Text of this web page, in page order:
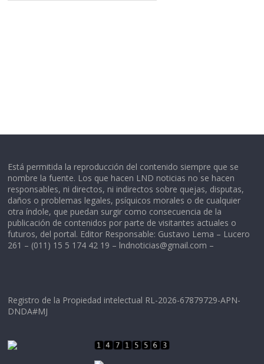
Está permitida la reproducción del contenido siempre que se
nombre la fuente. Los que hacen LND noticias no se hacen
responsables, ni directos, ni indirectos sobre quejas, disputas,
daños o problemas legales, psíquicos morales o de cualquier
otra índole, que puedan surgir como consecuencia de la
publicación de contenidos por parte de visitantes actuales o
futuros, del portal. Editor Responsable: Gustavo Lema – Lucero
261 – (011) 15 5 174 42 19 – lndnoticias@gmail.com –
Registro de la Propiedad intelectual RL-2026-67879729-APN-
DNDA#MJ